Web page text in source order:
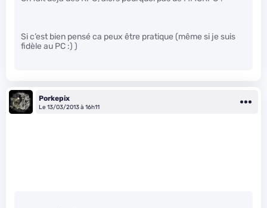
Si c’est bien pensé ca peux être pratique (même si je suis
fidèle au PC :) )
Porkepix
Le 13/03/2013 à 16h11